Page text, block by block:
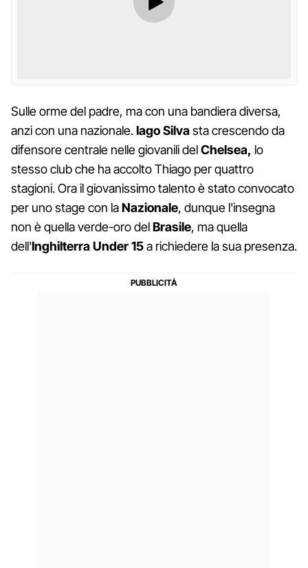
Sulle orme del padre, ma con una bandiera diversa,
anzi con una nazionale.Iago Silvasta crescendo da
difensore centrale nelle giovanili delChelsea, lo
stesso club che ha accolto Thiago per quattro
stagioni. Ora il giovanissimo talento è stato convocato
per uno stage con laNazionale, dunque l'insegna
non è quella verde-oro delBrasile, ma quella
dell'Inghilterra Under 15a richiedere la sua presenza.